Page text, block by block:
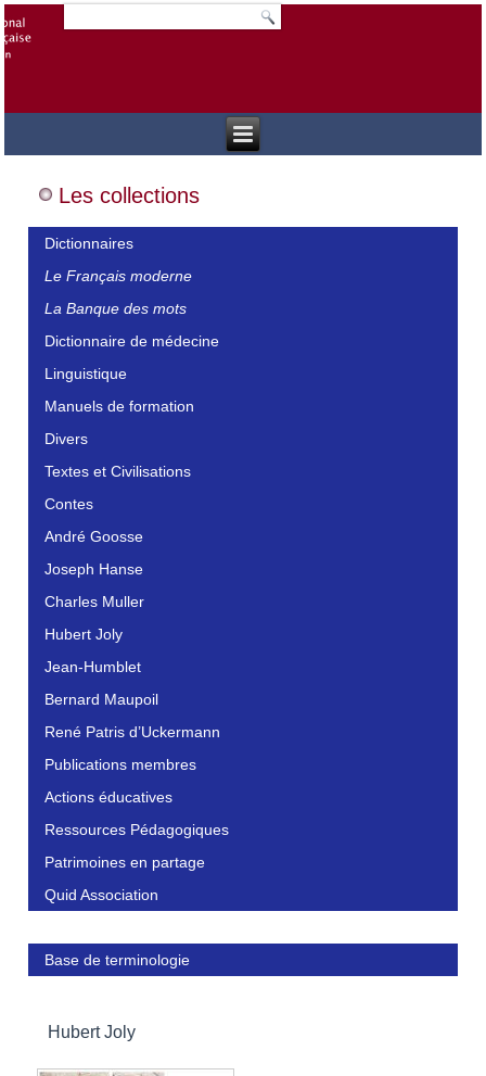
Les collections
Dictionnaires
Le Français moderne
La Banque des mots
Dictionnaire de médecine
Linguistique
Manuels de formation
Divers
Textes et Civilisations
Contes
André Goosse
Joseph Hanse
Charles Muller
Hubert Joly
Jean-Humblet
Bernard Maupoil
René Patris d’Uckermann
Publications membres
Actions éducatives
Ressources Pédagogiques
Patrimoines en partage
Quid Association
Base de terminologie
Hubert Joly